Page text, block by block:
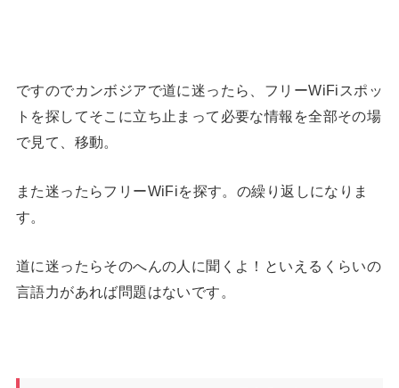
ですのでカンボジアで道に迷ったら、フリーWiFiスポッ
トを探してそこに立ち止まって必要な情報を全部その場
で見て、移動。
また迷ったらフリーWiFiを探す。の繰り返しになりま
す。
道に迷ったらそのへんの人に聞くよ！といえるくらいの
言語力があれば問題はないです。